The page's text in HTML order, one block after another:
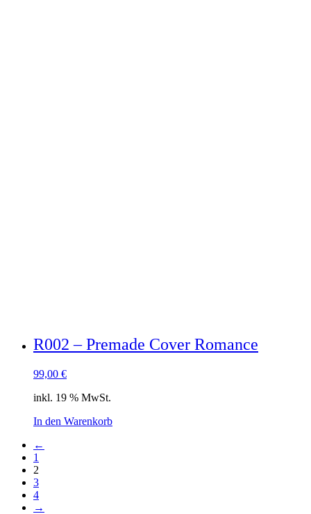
R002 – Premade Cover Romance
99,00 €
inkl. 19 % MwSt.
In den Warenkorb
←
1
2
3
4
→